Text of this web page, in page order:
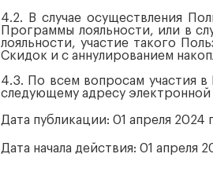
4.2. В случае осуществления
Программы лояльности, или в
лояльности, участие такого
Скидок и с аннулированием
4.3. По всем вопросам участия
следующему адресу электронной
Дата публикации: 01 апреля 2024
Дата начала действия: 01 апреля